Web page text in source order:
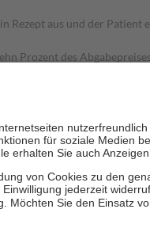
aus und der
Prozent des
zu stärken und die
mit Ausnahme der
der GKV getragen werden